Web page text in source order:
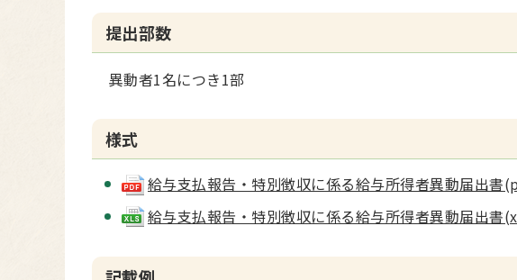
提出部数
異動者1名につき1部
様式
給与支払報告・特別徴収に係る給与所得者異動届出書
給与支払報告・特別徴収に係る給与所得者異動届出書